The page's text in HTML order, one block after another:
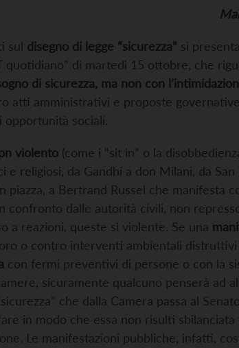
sul disegno di legge “sicurezza” si
quotidiano” di martedì 15 ottobre, che
di sicurezza, ma non con
atti amministrativi e proposte
opportunità sociali.
violento (come i “sit in” o la
e religiosi, da Gandhi a don Milani, da
piazza, a Bertrand Russel che manifesta
confronto dalle autorità civili, non
a reazioni, queste sì violente. Se una
o contro interventi ambientali
con fermi preventivi di persone o con la
sicuramente qualcuno penserà ad
che dalla Camera passa al
in modo che essa non risulti
Le manifestazioni pubbliche, infatti,